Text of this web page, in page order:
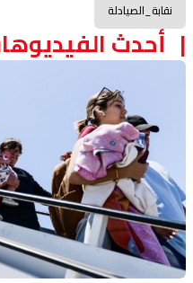
نقابة_الصيادلة
أحدث